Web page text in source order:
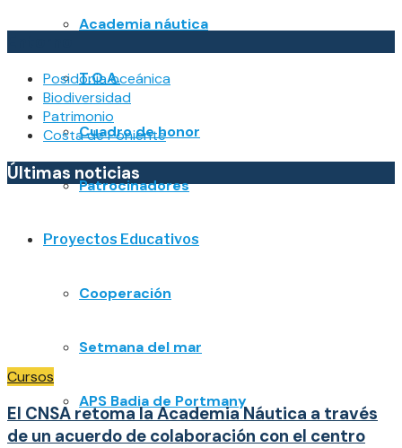
Academia náutica
T.O.A.
Cuadro de honor
Patrocinadores
Proyectos Educativos
Cooperación
Setmana del mar
APS Badia de Portmany
Posidonia oceánica
Biodiversidad
Patrimonio
Costa de Poniente
Últimas noticias
Cursos
El CNSA retoma la Academia Náutica a través
de un acuerdo de colaboración con el centro